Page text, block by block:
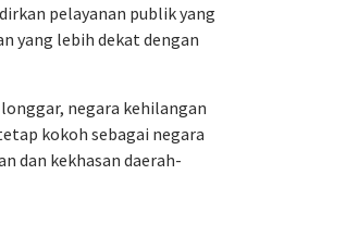
pelayanan publik yang
yang lebih dekat dengan
negara kehilangan
kokoh sebagai negara
dan kekhasan daerah-